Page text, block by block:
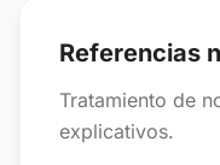
Referencias
Tratamiento de
explicativos.